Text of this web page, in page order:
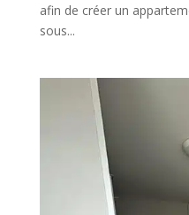
afin de créer un
sous...